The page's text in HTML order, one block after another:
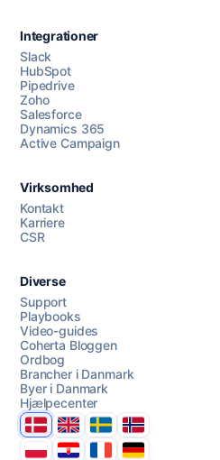
Chat med os
AI Campaign Assist
Integrationer
Slack
HubSpot
Pipedrive
Zoho
Salesforce
Dynamics 365
Active Campaign
Virksomhed
Kontakt
Karriere
CSR
Diverse
Support
Playbooks
Video-guides
Coherta Bloggen
Ordbog
Brancher i Danmark
Byer i Danmark
Hjælpecenter
DanmarkUnited Kingdom
SverigeNorge
PolskaHrvatskaFranceDeutschland